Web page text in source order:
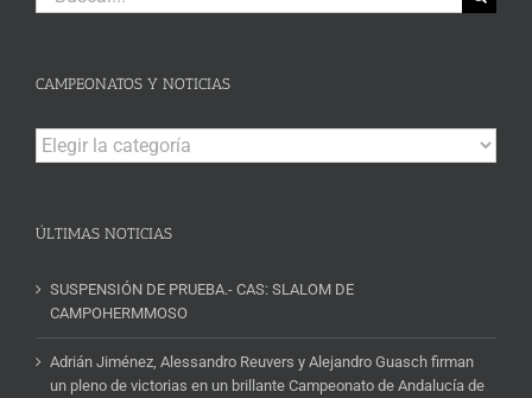
CAMPEONATOS Y NOTICIAS
Campeonatos
y
ÚLTIMAS NOTICIAS
SUSPENSIÓN DE PRUEBA.- CAS: SLALOM DE
CAMPOHERMMOSO
Adrián Jiménez, Alessandro Reuvers y Alejandro Guasch firman
un pleno de victorias en un brillante Campeonato de Andalucía de